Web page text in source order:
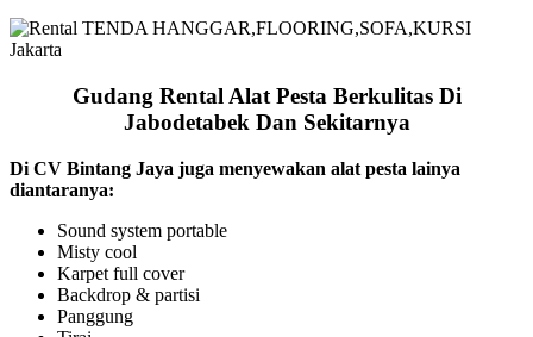
Gudang Rental Alat Pesta Berkulitas Di
Jabodetabek Dan Sekitarnya
Di CV Bintang Jaya juga menyewakan alat pesta lainya
diantaranya:
Sound system portable
Misty cool
Karpet full cover
Backdrop & partisi
Panggung